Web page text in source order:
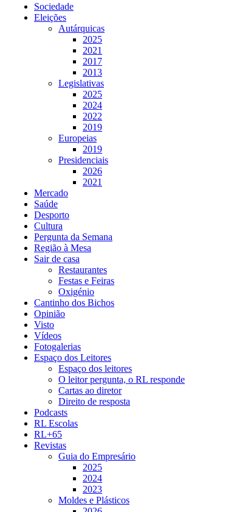
Sociedade
Eleições
Autárquicas
2025
2021
2017
2013
Legislativas
2025
2024
2022
2019
Europeias
2019
Presidenciais
2026
2021
Mercado
Saúde
Desporto
Cultura
Pergunta da Semana
Região à Mesa
Sair de casa
Restaurantes
Festas e Feiras
Oxigénio
Cantinho dos Bichos
Opinião
Visto
Vídeos
Fotogalerias
Espaço dos Leitores
Espaço dos leitores
O leitor pergunta, o RL responde
Cartas ao diretor
Direito de resposta
Podcasts
RL Escolas
RL+65
Revistas
Guia do Empresário
2025
2024
2023
Moldes e Plásticos